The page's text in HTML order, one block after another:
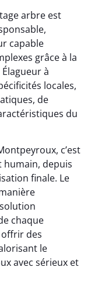
arbre est
capable
grâce à la
à
locales,
de
du
c’est
humain, depuis
finale. Le
chaque
offrir des
le
avec sérieux et